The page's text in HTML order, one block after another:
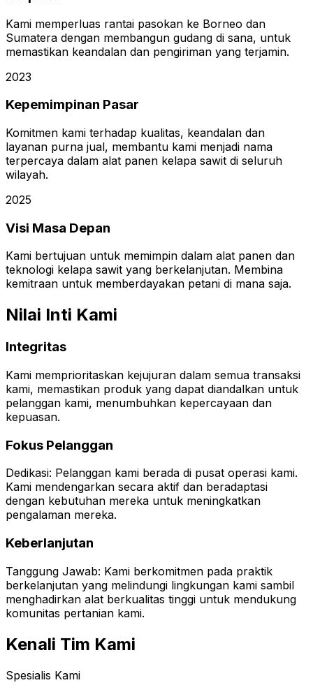
Kami memperluas rantai pasokan ke Borneo dan
Sumatera dengan membangun gudang di sana, untuk
memastikan keandalan dan pengiriman yang terjamin.
2023
Kepemimpinan Pasar
Komitmen kami terhadap kualitas, keandalan dan
layanan purna jual, membantu kami menjadi nama
terpercaya dalam alat panen kelapa sawit di seluruh
wilayah.
2025
Visi Masa Depan
Kami bertujuan untuk memimpin dalam alat panen dan
teknologi kelapa sawit yang berkelanjutan. Membina
kemitraan untuk memberdayakan petani di mana saja.
Nilai Inti Kami
Integritas
Kami memprioritaskan kejujuran dalam semua transaksi
kami, memastikan produk yang dapat diandalkan untuk
pelanggan kami, menumbuhkan kepercayaan dan
kepuasan.
Fokus Pelanggan
Dedikasi: Pelanggan kami berada di pusat operasi kami.
Kami mendengarkan secara aktif dan beradaptasi
dengan kebutuhan mereka untuk meningkatkan
pengalaman mereka.
Keberlanjutan
Tanggung Jawab: Kami berkomitmen pada praktik
berkelanjutan yang melindungi lingkungan kami sambil
menghadirkan alat berkualitas tinggi untuk mendukung
komunitas pertanian kami.
Kenali Tim Kami
Spesialis Kami